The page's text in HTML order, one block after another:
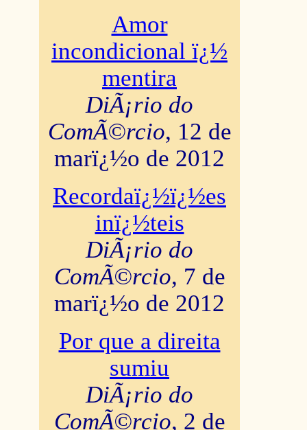
Amor
incondicional ï¿½
mentira
DiÃ¡rio do
ComÃ©rcio, 12 de
marï¿½o de 2012
Recordaï¿½ï¿½es
inï¿½teis
DiÃ¡rio do
ComÃ©rcio, 7 de
marï¿½o de 2012
Por que a direita
sumiu
DiÃ¡rio do
ComÃ©rcio, 2 de